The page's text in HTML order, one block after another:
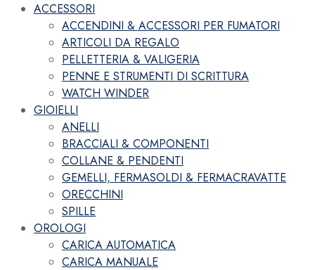
ACCESSORI
ACCENDINI & ACCESSORI PER FUMATORI
ARTICOLI DA REGALO
PELLETTERIA & VALIGERIA
PENNE E STRUMENTI DI SCRITTURA
WATCH WINDER
GIOIELLI
ANELLI
BRACCIALI & COMPONENTI
COLLANE & PENDENTI
GEMELLI, FERMASOLDI & FERMACRAVATTE
ORECCHINI
SPILLE
OROLOGI
CARICA AUTOMATICA
CARICA MANUALE